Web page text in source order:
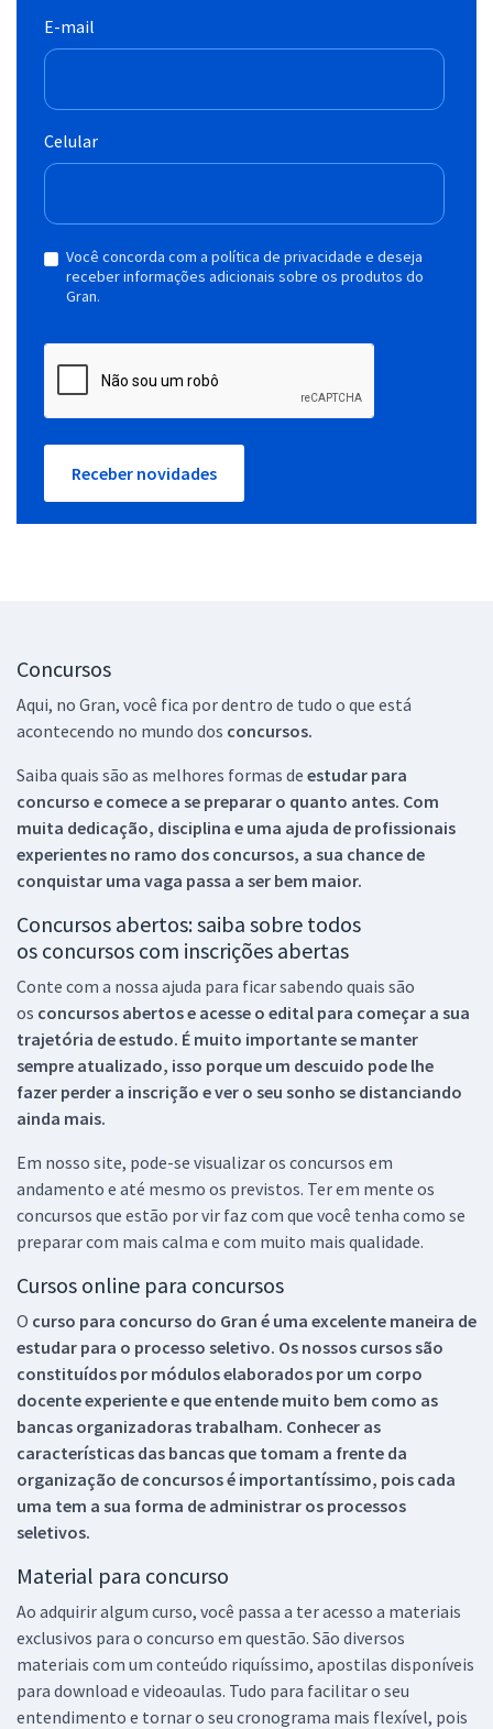
E-mail
Celular
Você concorda com a política de privacidade e deseja
receber informações adicionais sobre os produtos do
Gran.
Receber novidades
Concursos
Aqui, no Gran, você fica por dentro de tudo o que está
acontecendo no mundo dos concursos.
Saiba quais são as melhores formas de estudar para
concurso e comece a se preparar o quanto antes. Com
muita dedicação, disciplina e uma ajuda de profissionais
experientes no ramo dos concursos, a sua chance de
conquistar uma vaga passa a ser bem maior.
Concursos abertos: saiba sobre todos
os concursos com inscrições abertas
Conte com a nossa ajuda para ficar sabendo quais são
os concursos abertos e acesse o edital para começar a sua
trajetória de estudo. É muito importante se manter
sempre atualizado, isso porque um descuido pode lhe
fazer perder a inscrição e ver o seu sonho se distanciando
ainda mais.
Em nosso site, pode-se visualizar os concursos em
andamento e até mesmo os previstos. Ter em mente os
concursos que estão por vir faz com que você tenha como se
preparar com mais calma e com muito mais qualidade.
Cursos online para concursos
O curso para concurso do Gran é uma excelente maneira de
estudar para o processo seletivo. Os nossos cursos são
constituídos por módulos elaborados por um corpo
docente experiente e que entende muito bem como as
bancas organizadoras trabalham. Conhecer as
características das bancas que tomam a frente da
organização de concursos é importantíssimo, pois cada
uma tem a sua forma de administrar os processos
seletivos.
Material para concurso
Ao adquirir algum curso, você passa a ter acesso a materiais
exclusivos para o concurso em questão. São diversos
materiais com um conteúdo riquíssimo, apostilas disponíveis
para download e videoaulas. Tudo para facilitar o seu
entendimento e tornar o seu cronograma mais flexível, pois